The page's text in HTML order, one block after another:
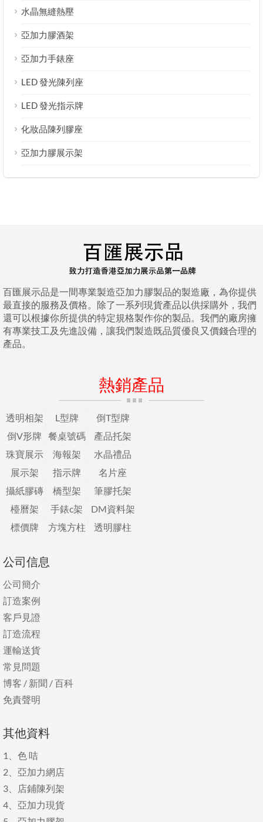
水晶無縫熱壓
亞加力膠酒架
亞加力手錶座
LED 發光陳列座
LED 發光指示牌
化妝品陳列膠座
亞加力膠展示架
百匯展示品是一間專業製造亞加力膠製品的製造廠，為你提供
最直接的服務及價格。除了一系列現貨產品以供採購外，我們
還可以根據你所提供的特定規格製作你的製品。我們的廠房擁
有專業技工及先進設備，讓我們製造既品質優良又價錢合理的
產品。
熱銷產品
透明相架 L型牌
倒T型牌
倒V形牌
餐桌號碼
產品托架
珠寶展示
海報架
水晶禮品
展示架
指示牌
名片座
攝紙膠磚
橋型架
筆膠托架
檯曆架
手錶c架
DM資料架
標價牌
方塊方柱 透明膠柱
公司信息
公司簡介
訂造案例
客戶見證
訂造流程
運輸送貨
常見問題
博客 / 新聞 /百科
免責聲明
其他資料
1、 色 咭
2、 亞加力網店
3、
店鋪陳列架
4、 亞加力現貨